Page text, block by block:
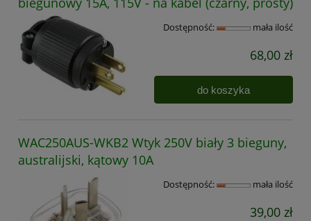
Dostępność: mała ilość
68,00 zł
do koszyka
WAC250AUS-WKB2 Wtyk 250V biały 3 bieguny,
australijski, kątowy 10A
Dostępność: mała ilość
39,00 zł